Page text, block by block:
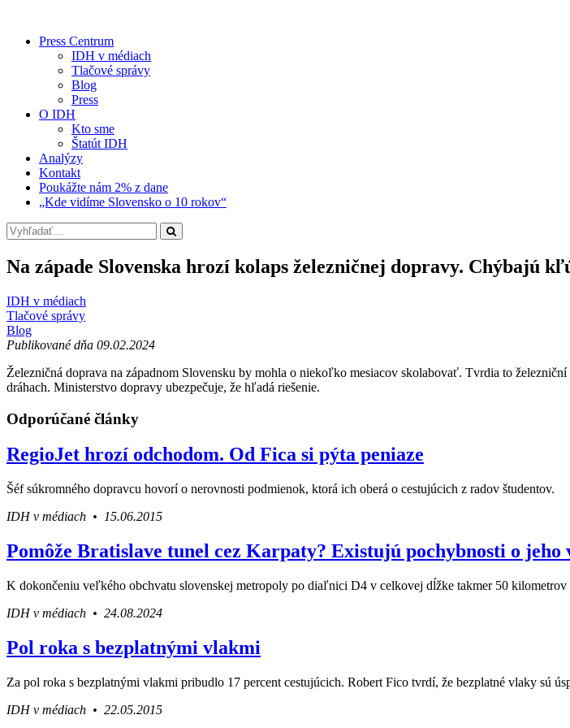
Press Centrum
IDH v médiach
Tlačové správy
Blog
Press
O IDH
Kto sme
Štatút IDH
Analýzy
Kontakt
Poukážte nám 2% z dane
„Kde vidíme Slovensko o 10 rokov“
Na západe Slovenska hrozí kolaps železničnej dopravy. Chýbajú
IDH v médiach
Tlačové správy
Blog
Publikované dňa 09.02.2024
Železničná doprava na západnom Slovensku by mohla o niekoľko mesiacov skolabovať. Tvrdia to
dráhach. Ministerstvo dopravy ubezpečuje, že hľadá riešenie.
Odporúčané články
RegioJet hrozí odchodom. Od Fica si pýta peniaze
Šéf súkromného dopravcu hovorí o nerovnosti podmienok, ktorá ich oberá o cestujúcich z radov študentov.
IDH v médiach • 15.06.2015
Pomôže Bratislave tunel cez Karpaty? Existujú pochybnosti o jeho
K dokončeniu veľkého obchvatu slovenskej metropoly po diaľnici D4 v celkovej dĺžke takmer 50 kilometrov
IDH v médiach • 24.08.2024
Pol roka s bezplatnými vlakmi
Za pol roka s bezplatnými vlakmi pribudlo 17 percent cestujúcich. Robert Fico tvrdí, že bezplatné vlaky sú
IDH v médiach • 22.05.2015